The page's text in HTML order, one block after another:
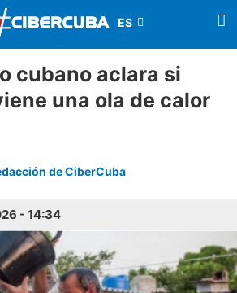
cubano aclara si
una ola de calor
de CiberCuba
- 14:34